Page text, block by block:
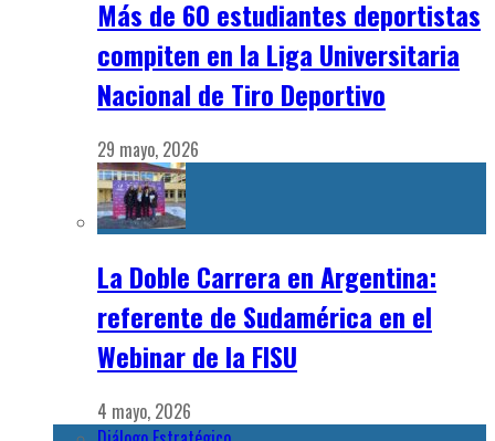
Más de 60 estudiantes deportistas
compiten en la Liga Universitaria
Nacional de Tiro Deportivo
29 mayo, 2026
La Doble Carrera en Argentina:
referente de Sudamérica en el
Webinar de la FISU
4 mayo, 2026